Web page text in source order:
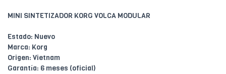
MINI SINTETIZADOR KORG VOLCA MODULAR
Estado: Nuevo
Marca: Korg
Origen: Vietnam
Garantía: 6 meses (oficial)